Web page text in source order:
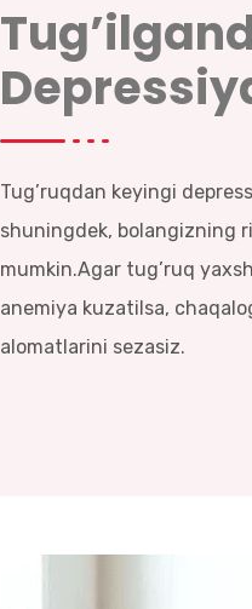
Tug’ruqdan keyingi
shuningdek, bolangizning
mumkin.Agar tug’ruq
anemiya kuzatilsa,
alomatlarini sezasiz.